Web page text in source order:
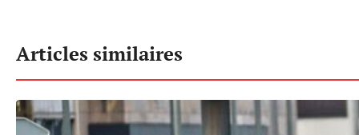
Articles similaires